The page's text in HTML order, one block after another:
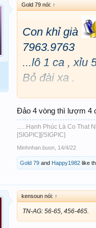
Gold 79 nói: ↑
Con khỉ già
7963.9763
...lô 1 ca , xỉu
Bỏ đài xa .
thua cấm la
Đảo 4 vòng thì lượm 4
......Hạnh Phúc Là Co That
[SIGPIC][/SIGPIC]
Minhnhan.buon 14/4/22
Gold 79 and Happy1982 like
kensoun nói: ↑
TN-AG: 56-65, 456-465.